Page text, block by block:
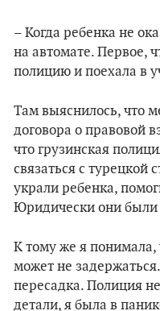
– Когда ребенка не
на автомате. Первое,
полицию и поехала в
Там выяснилось, что
договора о правовой
что грузинская
связаться с турецкой
украли ребенка,
Юридически они были
К тому же я
может не
пересадка. Полиция
детали, я была в